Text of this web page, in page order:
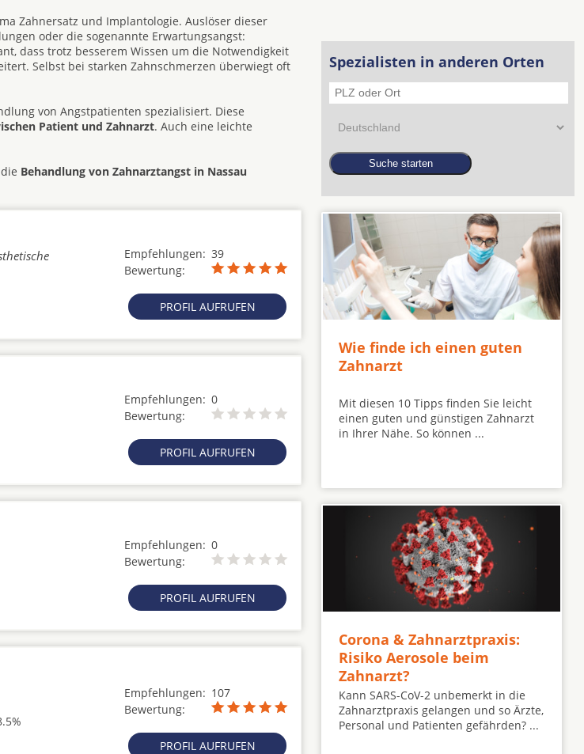
Zahnersatz und Implantologie. Auslöser dieser
oder die sogenannte Erwartungsangst:
dass trotz besserem Wissen um die Notwendigkeit
Selbst bei starken Zahnschmerzen überwiegt oft
von Angstpatienten spezialisiert. Diese
Patient und Zahnarzt. Auch eine leichte
Behandlung von Zahnarztangst in Nassau
Empfehlungen: 39
Bewertung:
PROFIL AUFRUFEN
Empfehlungen: 0
Bewertung:
PROFIL AUFRUFEN
Empfehlungen: 0
Bewertung:
PROFIL AUFRUFEN
Empfehlungen: 107
Bewertung:
PROFIL AUFRUFEN
Spezialisten in anderen Orten
Wie finde ich einen guten
Zahnarzt
Mit diesen 10 Tipps finden Sie leicht
einen guten und günstigen Zahnarzt
in Ihrer Nähe. So können ...
Corona & Zahnarztpraxis:
Risiko Aerosole beim
Zahnarzt?
Kann SARS-CoV-2 unbemerkt in die
Zahnarztpraxis gelangen und so Ärzte,
Personal und Patienten gefährden? ...